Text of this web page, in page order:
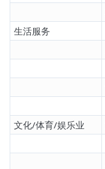
生活服务
文化/体育/娱乐业